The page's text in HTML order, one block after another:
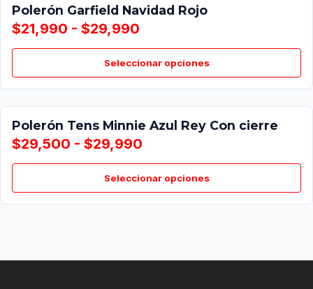
Polerón Garfield Navidad Rojo
$21,990 - $29,990
Seleccionar opciones
Polerón Tens Minnie Azul Rey Con cierre
$29,500 - $29,990
Seleccionar opciones